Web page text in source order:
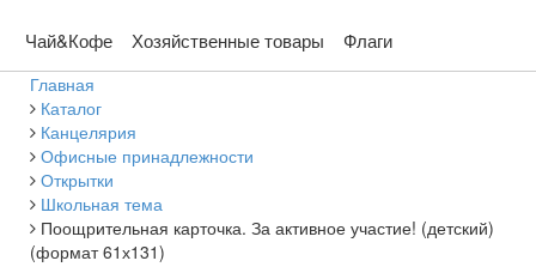
Чай&Кофе Хозяйственные товары Флаги
Главная
Каталог
Канцелярия
Офисные принадлежности
Открытки
Школьная тема
Поощрительная карточка. За активное участие! (детский)
(формат 61х131)